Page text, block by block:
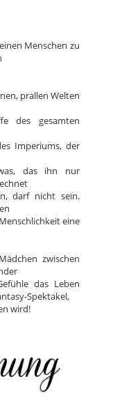
Menschen zu
prallen Welten
des gesamten
Imperiums, der
das ihn nur
darf nicht sein.
eine
zwischen
das Leben
Spektakel,
wird!